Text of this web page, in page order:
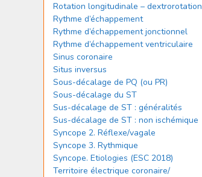
Rotation longitudinale – dextrorotation
Rythme d’échappement
Rythme d’échappement jonctionnel
Rythme d’échappement ventriculaire
Sinus coronaire
Situs inversus
Sous-décalage de PQ (ou PR)
Sous-décalage du ST
Sus-décalage de ST : généralités
Sus-décalage de ST : non ischémique
Syncope 2. Réflexe/vagale
Syncope 3. Rythmique
Syncope. Etiologies (ESC 2018)
Territoire électrique coronaire/